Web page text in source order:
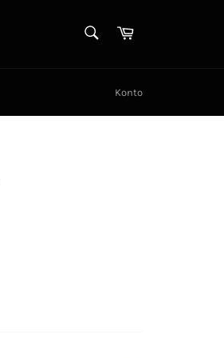
Warenkorb
Konto